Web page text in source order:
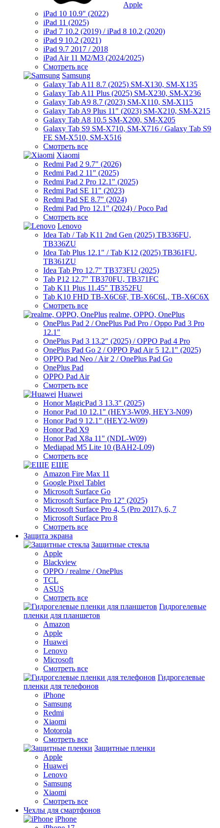
Apple
iPad 10 10.9" (2022)
iPad 11 (2025)
iPad 7 10.2 (2019) / iPad 8 10.2 (2020)
iPad 9 10.2 (2021)
iPad 9.7 2017 / 2018
iPad Air 11 M2/M3 (2024/2025)
Смотреть все
Samsung
Galaxy Tab A11 8.7 (2025) SM-X130, SM-X135
Galaxy Tab A11 Plus (2025) SM-X230, SM-X236
Galaxy Tab A9 8.7 (2023) SM-X110, SM-X115
Galaxy Tab A9 Plus 11" (2023) SM-X210, SM-X215
Galaxy Tab A8 10.5 SM-X200, SM-X205
Galaxy Tab S9 SM-X710, SM-X716 / Galaxy Tab S9
FE SM-X510, SM-X516
Смотреть все
Xiaomi
Redmi Pad 2 9.7" (2026)
Redmi Pad 2 11" (2025)
Redmi Pad 2 Pro 12.1" (2025)
Redmi Pad SE 11" (2023)
Redmi Pad SE 8.7" (2024)
Redmi Pad Pro 12.1" (2024) / Poco Pad
Смотреть все
Lenovo
Idea Tab / Tab K11 2nd Gen (2025) TB336FU,
TB336ZU
Idea Tab Plus 12.1" / Tab K12 (2025) TB361FU,
TB361ZU
Idea Tab Pro 12.7" TB373FU (2025)
Tab P12 12.7" TB370FU, TB371FC
Tab K11 Plus 11.45" TB352FU
Tab K10 FHD TB-X6C6F, TB-X6C6L, TB-X6C6X
Смотреть все
realme, OPPO, OnePlus
OnePlus Pad 2 / OnePlus Pad Pro / Oppo Pad 3 Pro
12.1"
OnePlus Pad 3 13.2" (2025) / OPPO Pad 4 Pro
OnePlus Pad Go 2 / OPPO Pad Air 5 12.1" (2025)
OPPO Pad Neo / Air 2 / OnePlus Pad Go
OnePlus Pad
OPPO Pad Air
Смотреть все
Huawei
Honor MagicPad 3 13.3" (2025)
Honor Pad 10 12.1" (HEY3-W09, HEY3-N09)
Honor Pad 9 12.1" (HEY2-W09)
Honor Pad X9
Honor Pad X8a 11" (NDL-W09)
Mediapad M5 Lite 10 (BAH2-L09)
Смотреть все
ЕЩЕ
Amazon Fire Max 11
Google Pixel Tablet
Microsoft Surface Go
Microsoft Surface Pro 12" (2025)
Microsoft Surface Pro 4, 5 (Pro 2017), 6, 7
Microsoft Surface Pro 8
Смотреть все
Защита экрана
Защитные стекла
Apple
Blackview
OPPO / realme / OnePlus
TCL
ASUS
Смотреть все
Гидрогелевые
пленки для планшетов
Amazon
Apple
Huawei
Lenovo
Microsoft
Смотреть все
Гидрогелевые
пленки для телефонов
iPhone
Samsung
Redmi
Xiaomi
Motorola
Смотреть все
Защитные пленки
Apple
Huawei
Lenovo
Samsung
Xiaomi
Смотреть все
Чехлы для смартфонов
iPhone